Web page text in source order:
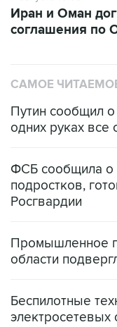
Иран и Оман
соглашения по
САМОЕ
Путин сообщил
одних руках
ФСБ сообщила о
подростков,
Росгвардии
Промышленное
области
Беспилотные
электросетевых